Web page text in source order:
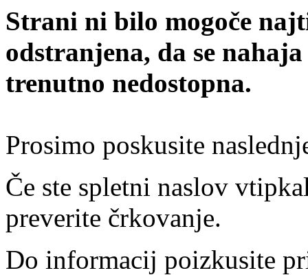
Strani ni bilo mogoče
odstranjena, da se
trenutno nedostopna.
Prosimo poskusite
Če ste spletni naslov
preverite črkovanje.
Do informacij poizkusite